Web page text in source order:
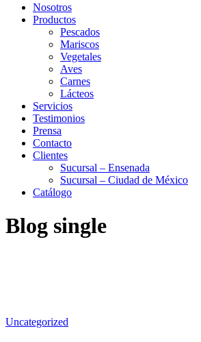
Nosotros
Productos
Pescados
Mariscos
Vegetales
Aves
Carnes
Lácteos
Servicios
Testimonios
Prensa
Contacto
Clientes
Sucursal – Ensenada
Sucursal – Ciudad de México
Catálogo
Blog single
Uncategorized